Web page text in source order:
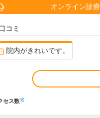
オンライン診療
口コミ
院内がきれいです。
セス数※